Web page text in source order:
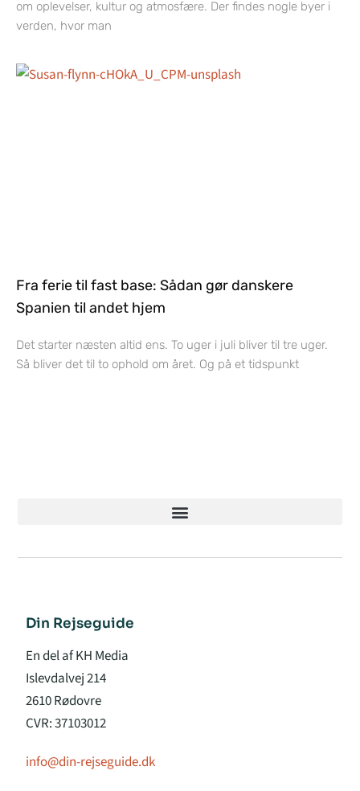
om oplevelser, kultur og atmosfære. Der findes nogle byer i
verden, hvor man
Fra ferie til fast base: Sådan gør danskere
Spanien til andet hjem
Det starter næsten altid ens. To uger i juli bliver til tre uger.
Så bliver det til to ophold om året. Og på et tidspunkt
Din Rejseguide
En del af KH Media
Islevdalvej 214
2610 Rødovre
CVR: 37103012
info@din-rejseguide.dk